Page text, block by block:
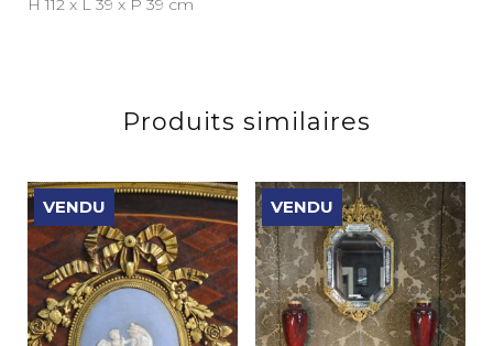
H 112 x L 39 x P 39 cm
Produits similaires
VENDU VENDU